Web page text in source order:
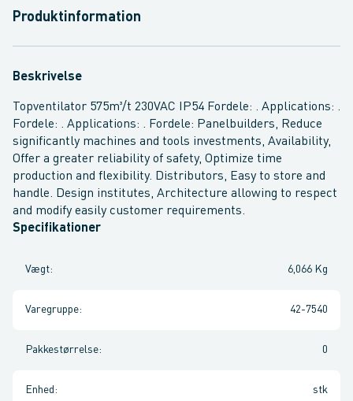
Produktinformation
Beskrivelse
Topventilator 575m³/t 230VAC IP54 Fordele: . Applications: .
Fordele: . Applications: . Fordele: Panelbuilders, Reduce
significantly machines and tools investments, Availability,
Offer a greater reliability of safety, Optimize time
production and flexibility. Distributors, Easy to store and
handle. Design institutes, Architecture allowing to respect
and modify easily customer requirements.
Specifikationer
Vægt: 6,066 Kg
Varegruppe: 42-7540
Pakkestørrelse: 0
Enhed : stk